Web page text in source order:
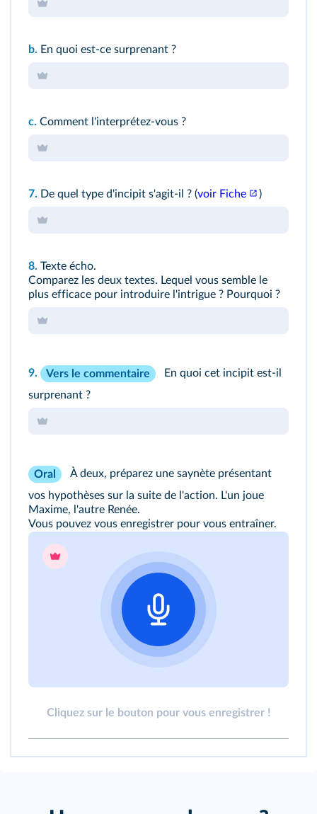
b. En quoi est-ce surprenant ?
c. Comment l'interprétez-vous ?
7. De quel type d'incipit s'agit-il ? (voir Fiche )
8. Texte écho.
Comparez les deux textes. Lequel vous semble le
plus efficace pour introduire l'intrigue ? Pourquoi ?
9. Vers le commentaire
En quoi cet incipit est-il
surprenant ?
Oral
À deux, préparez une saynète présentant
vos hypothèses sur la suite de l'action. L'un joue
Maxime, l'autre Renée.
Vous pouvez vous enregistrer pour vous entraîner.
Cliquez sur le bouton pour vous enregistrer !